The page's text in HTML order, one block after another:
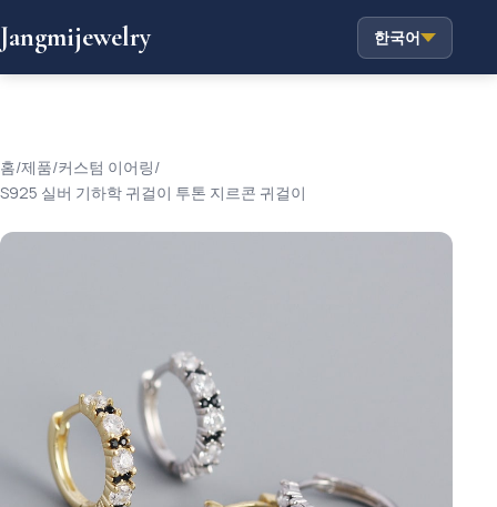
Jangmijewelry 한국어
홈/제품/커스텀 이어링/
S925 실버 기하학 귀걸이 투톤 지르콘 귀걸이